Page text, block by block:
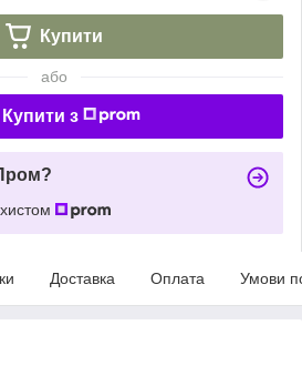
Купити
або
Купити з
Доставка Оплата Умови